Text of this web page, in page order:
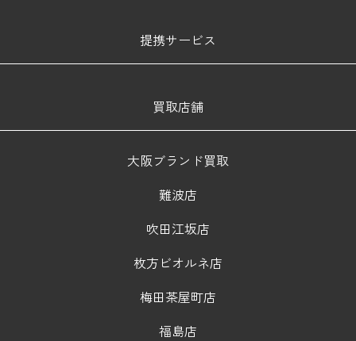
提携サービス
買取店舗
大阪ブランド買取
難波店
吹田江坂店
枚方ビオルネ店
梅田茶屋町店
福島店